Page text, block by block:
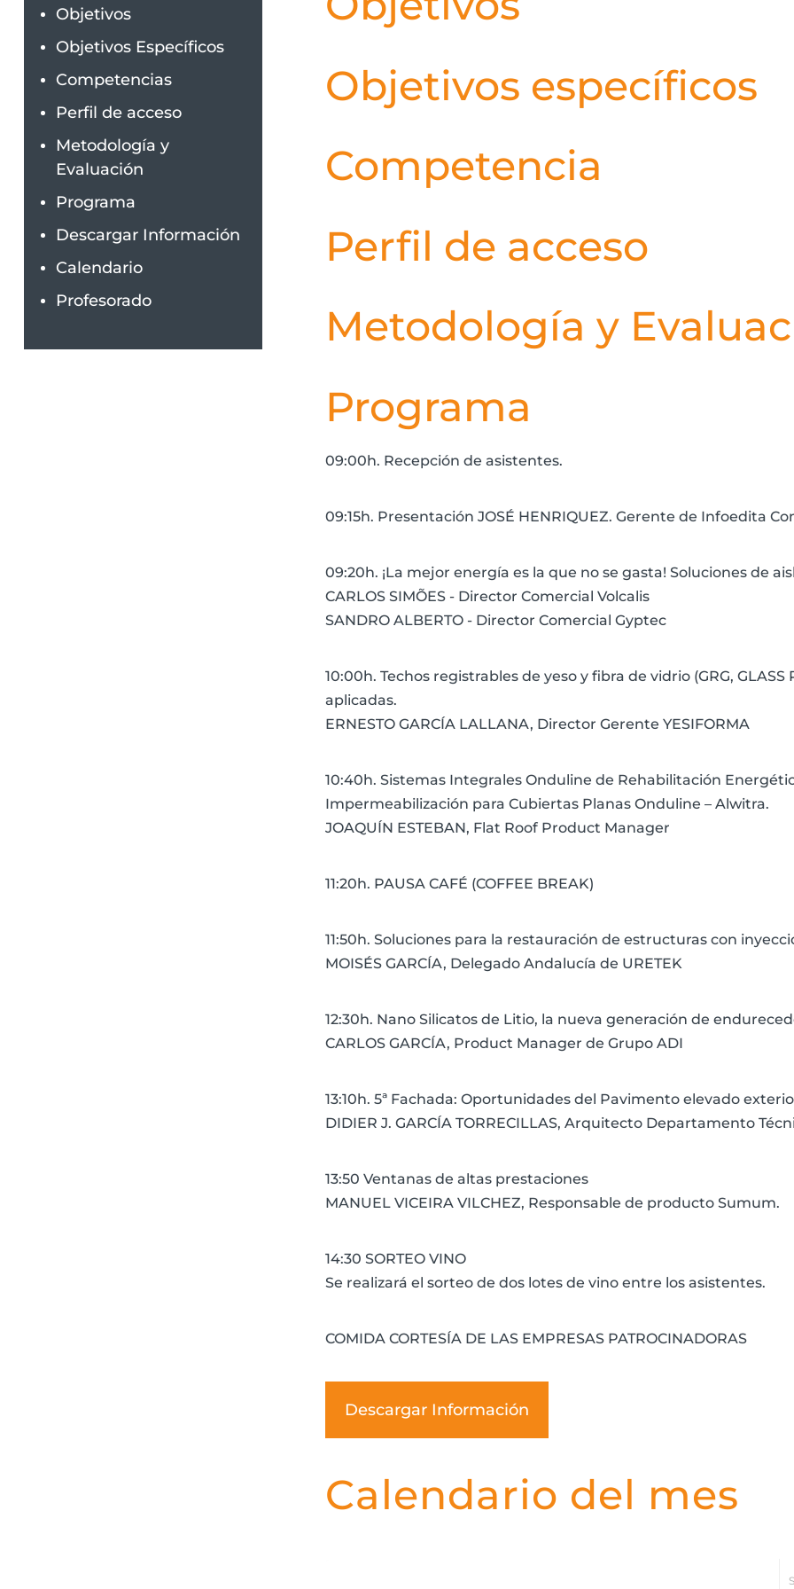
Objetivos
Objetivos Específicos
Competencias
Perfil de acceso
Metodología y
Evaluación
Programa
Descargar Información
Calendario
Profesorado
Objetivos específicos
Competencia
Perfil de acceso
Metodología y
Programa
09:00h. Recepción de asistentes.
09:15h. Presentación JOSÉ HENRIQUEZ. Gerente de Infoedita
09:20h. ¡La mejor energía es la que no se gasta! Soluciones de
CARLOS SIMÕES - Director Comercial Volcalis
SANDRO ALBERTO - Director Comercial Gyptec
10:00h. Techos registrables de yeso y fibra de vidrio (GRG,
aplicadas.
ERNESTO GARCÍA LALLANA, Director Gerente YESIFORMA
10:40h. Sistemas Integrales Onduline de Rehabilitación
Impermeabilización para Cubiertas Planas Onduline – Alwitra.
JOAQUÍN ESTEBAN, Flat Roof Product Manager
11:20h. PAUSA CAFÉ (COFFEE BREAK)
11:50h. Soluciones para la restauración de estructuras con
MOISÉS GARCÍA, Delegado Andalucía de URETEK
12:30h. Nano Silicatos de Litio, la nueva generación de
CARLOS GARCÍA, Product Manager de Grupo ADI
13:10h. 5ª Fachada: Oportunidades del Pavimento elevado
DIDIER J. GARCÍA TORRECILLAS, Arquitecto Departamento
13:50 Ventanas de altas prestaciones
MANUEL VICEIRA VILCHEZ, Responsable de producto Sumum.
14:30 SORTEO VINO
Se realizará el sorteo de dos lotes de vino entre los asistentes.
COMIDA CORTESÍA DE LAS EMPRESAS PATROCINADORAS
Descargar Información
Calendario del mes